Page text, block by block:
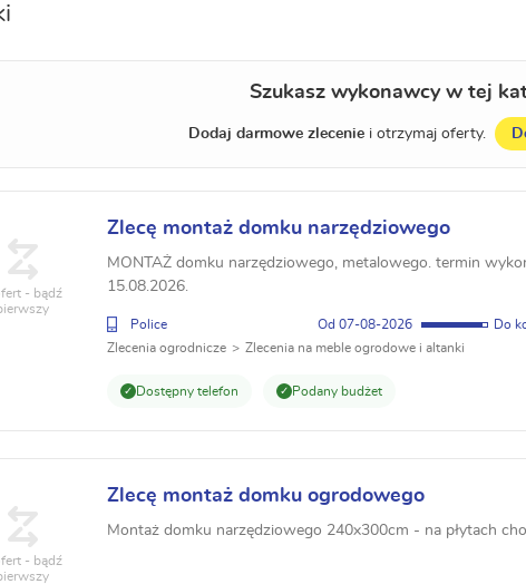
Szukasz wykonawcy w tej
Dodaj darmowe zleceniei otrzymaj oferty.
Zlecę montaż domku narzędziowego
MONTAŻ domku narzędziowego, metalowego. termin
15.08.2026.
Police 07-08-2026
Zlecenia ogrodnicze
Zlecenia na meble ogrodowe i altanki
Dostępny telefon Podany budżet
- bądź
Zlecę montaż domku ogrodowego
Montaż domku narzędziowego 240x300cm - na płytach
- bądź